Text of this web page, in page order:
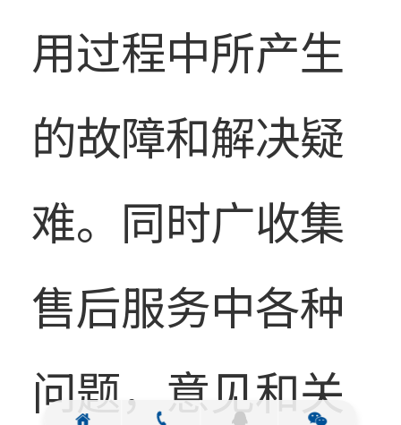
用过程中所产生
的故障和解决疑
难。同时广收集
售后服务中各种
问题，意见和关